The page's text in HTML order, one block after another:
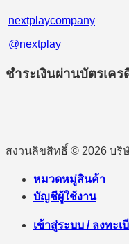
nextplaycompany
@nextplay
ชำระเงินผ่านบัตรเคร
สงวนลิขสิทธิ์ © 2026 บริ
หมวดหมู่สินค้า
บัญชีผู้ใช้งาน
เข้าสู่ระบบ / ลงทะเ